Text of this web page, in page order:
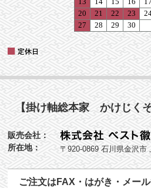
【掛け軸総本家 かけじく
販売会社：
所在地：
〒920-0869 石川県金沢市
ご注文はFAX・はがき・メー